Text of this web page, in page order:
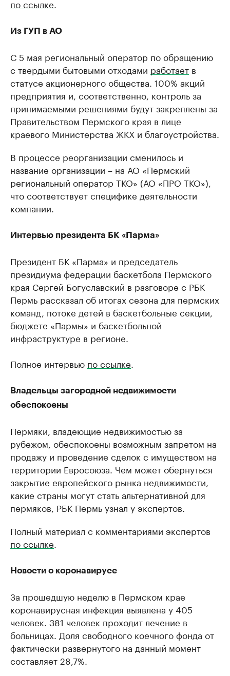
по ссылке.
Из ГУП в АО
С 5 мая региональный оператор по обращению
с твердыми бытовыми отходами работает в
статусе акционерного общества. 100% акций
предприятия и, соответственно, контроль за
принимаемыми решениями будут закреплены за
Правительством Пермского края в лице
краевого Министерства ЖКХ и благоустройства.
В процессе реорганизации сменилось и
название организации – на АО «Пермский
региональный оператор ТКО» (АО «ПРО ТКО»),
что соответствует специфике деятельности
компании.
Интервью президента БК «Парма»
Президент БК «Парма» и председатель
президиума федерации баскетбола Пермского
края Сергей Богуславский в разговоре с РБК
Пермь рассказал об итогах сезона для пермских
команд, потоке детей в баскетбольные секции,
бюджете «Пармы» и баскетбольной
инфраструктуре в регионе.
Полное интервью по ссылке.
Владельцы загородной недвижимости
обеспокоены
Пермяки, владеющие недвижимостью за
рубежом, обеспокоены возможным запретом на
продажу и проведение сделок с имуществом на
территории Евросоюза. Чем может обернуться
закрытие европейского рынка недвижимости,
какие страны могут стать альтернативной для
пермяков, РБК Пермь узнал у экспертов.
Полный материал с комментариями экспертов
по ссылке.
Новости о коронавирусе
За прошедшую неделю в Пермском крае
коронавирусная инфекция выявлена у 405
человек. 381 человек проходит лечение в
больницах. Доля свободного коечного фонда от
фактически развернутого на данный момент
составляет 28,7%.